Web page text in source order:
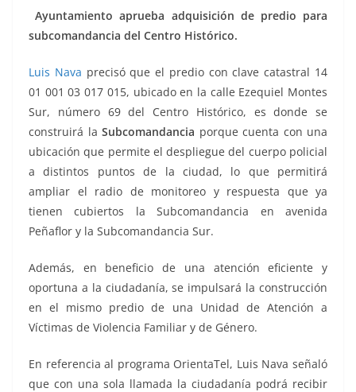
Ayuntamiento aprueba adquisición de predio para
subcomandancia del Centro Histórico.
Luis Nava precisó que el predio con clave catastral 14
01 001 03 017 015, ubicado en la calle Ezequiel Montes
Sur, número 69 del Centro Histórico, es donde se
construirá la Subcomandancia porque cuenta con una
ubicación que permite el despliegue del cuerpo policial
a distintos puntos de la ciudad, lo que permitirá
ampliar el radio de monitoreo y respuesta que ya
tienen cubiertos la Subcomandancia en avenida
Peñaflor y la Subcomandancia Sur.
Además, en beneficio de una atención eficiente y
oportuna a la ciudadanía, se impulsará la construcción
en el mismo predio de una Unidad de Atención a
Víctimas de Violencia Familiar y de Género.
En referencia al programa OrientaTel, Luis Nava señaló
que con una sola llamada la ciudadanía podrá recibir